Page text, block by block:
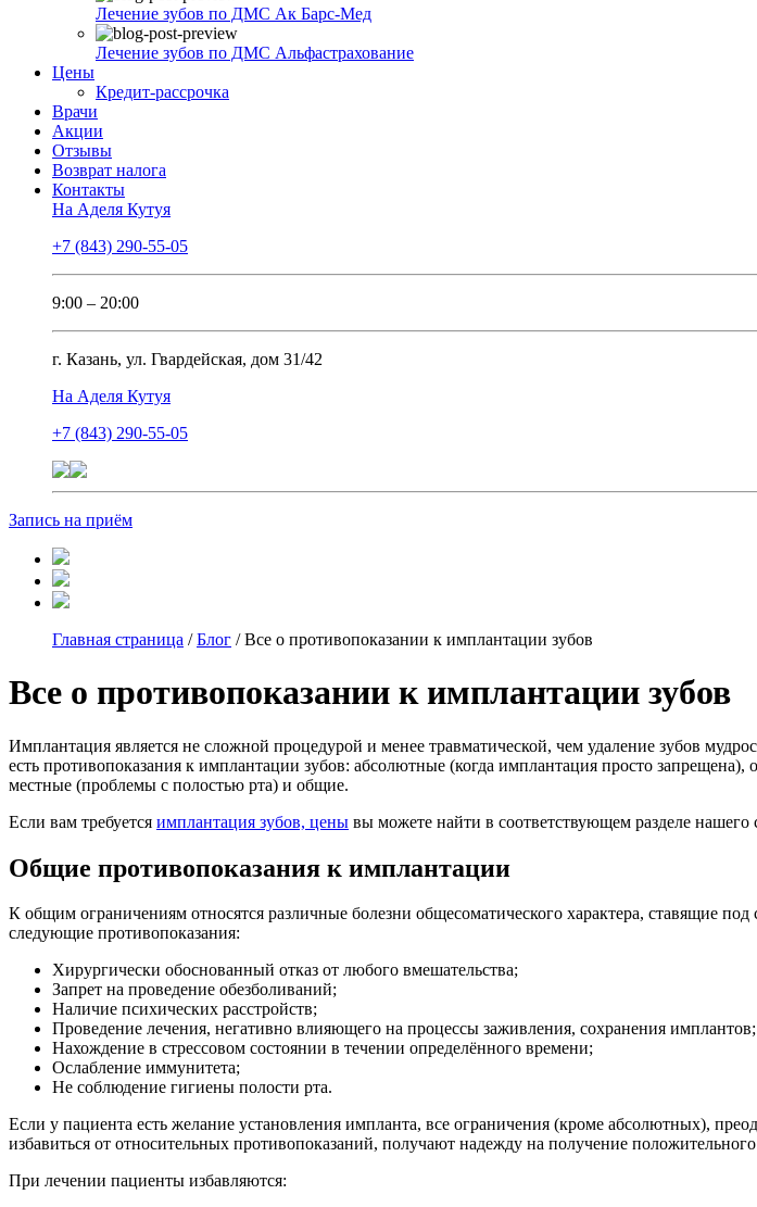
Лечение зубов по ДМС Ак Барс-Мед
Лечение зубов по ДМС Альфастрахование
Цены
Кредит-рассрочка
Врачи
Акции
Отзывы
Возврат налога
Контакты
На Аделя Кутуя
+7 (843) 290-55-05
9:00 – 20:00
г. Казань, ул. Гвардейская, дом 31/42
На Аделя Кутуя
+7 (843) 290-55-05
Запись на приём
Главная страница /Блог /Все о противопоказании к имплантации зубов
Все о противопоказании к имплантации зубов
Имплантация является не сложной процедурой и менее травматической, чем удаление зубов
есть противопоказания к имплантации зубов: абсолютные (когда имплантация просто
местные (проблемы с полостью рта) и общие.
Если вам требуется имплантация зубов, цены вы можете найти в соответствующем разделе нашего
Общие противопоказания к имплантации
К общим ограничениям относятся различные болезни общесоматического характера, ставящие
следующие противопоказания:
Хирургически обоснованный отказ от любого вмешательства;
Запрет на проведение обезболиваний;
Наличие психических расстройств;
Проведение лечения, негативно влияющего на процессы заживления, сохранения имплантов;
Нахождение в стрессовом состоянии в течении определённого времени;
Ослабление иммунитета;
Не соблюдение гигиены полости рта.
Если у пациента есть желание установления импланта, все ограничения (кроме абсолютных),
избавиться от относительных противопоказаний, получают надежду на получение
При лечении пациенты избавляются: